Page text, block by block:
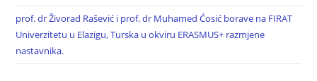
prof. dr Živorad Rašević i prof. dr Muhamed Ćosić borave na FIRAT
Univerzitetu u Elazigu, Turska u okviru ERASMUS+ razmjene
nastavnika.